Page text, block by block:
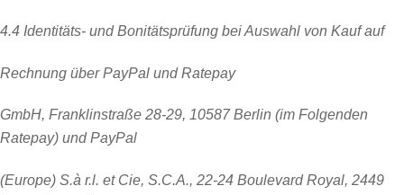
4.4 Identitäts- und Bonitätsprüfung bei Auswahl von Kauf auf
Rechnung über PayPal und Ratepay
GmbH, Franklinstraße 28-29, 10587 Berlin (im Folgenden
Ratepay) und PayPal
(Europe) S.à r.l. et Cie, S.C.A., 22-24 Boulevard Royal, 2449